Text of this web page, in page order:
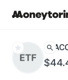
star search